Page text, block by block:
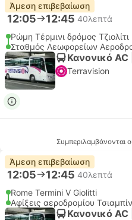
Άμεση επιβεβαίωση
12:05 12:45 40λεπτά
Ρώμη Τέρμινι δρόμος Τζιολίτι
Σταθμός Λεωφορείων
Κανονικό
Terravision
Συμπεριλαμβάνονται
Άμεση επιβεβαίωση
12:05 12:45 40λεπτά
Rome Termini V Giolitti
Αφίξεις αεροδρομίου
Κανονικό